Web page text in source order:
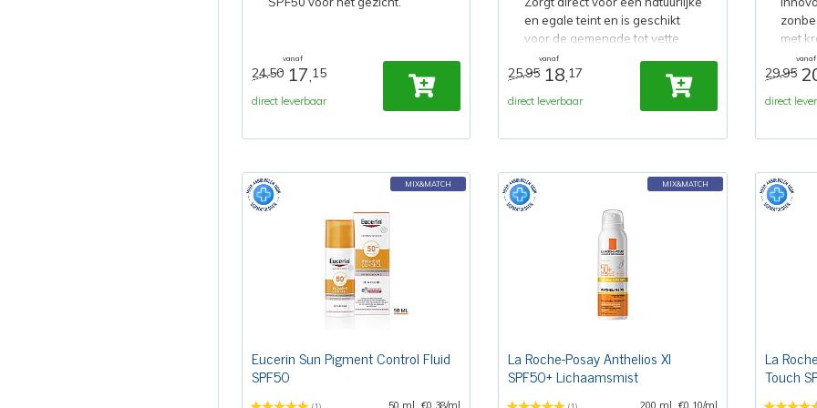
vanaf
24,50 17,15
direct leverbaar
en egale teint en is geschikt
voor de gemengde tot vette
huid.
vanaf
25,95 18,17
direct leverbaar
met
vanaf
29,95
direct
MIX&MATCH
Eucerin Sun Pigment Control Fluid
SPF50
50 ml €0,38/ml
MIX&MATCH
La Roche-Posay Anthelios Xl
SPF50+ Lichaamsmist
200 ml €0,10/ml
La
Touch